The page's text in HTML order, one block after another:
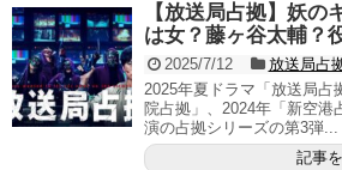
【放送局占拠】妖の
は女？藤ヶ谷太輔？
2025/7/12
放送局占
2025年夏ドラマ「放送局占
院占拠」、2024年「新空港
演の占拠シリーズの第3弾...
記事